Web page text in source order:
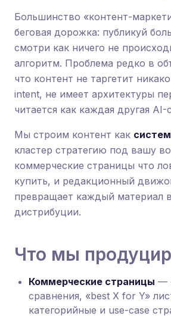
Большинство «контент-
беговая дорожка: публикуй
смотри как ничего не
алгоритм. Проблема редко в
что контент не таргетит
intent, не имеет архитектуры
читается как каждая другая
Мы строим контент как
кластер стратегию под вашу
коммерческие страницы что
купить, и редакционный
превращает каждый материал
дистрибуции.
Что мы
Коммерческие страницы —
сравнения, «best X for Y»
категорийные и use-case